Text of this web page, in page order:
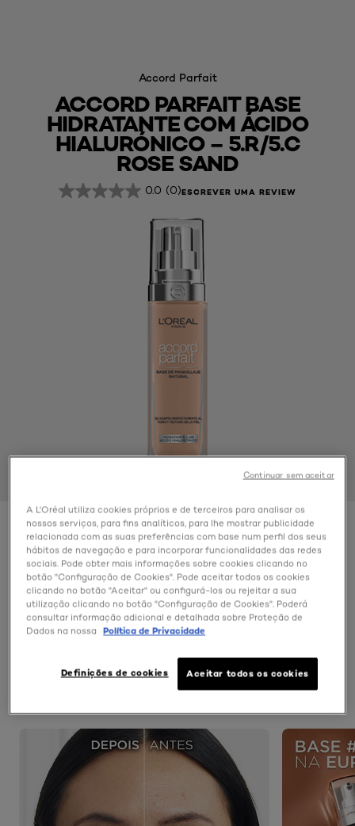
Accord Parfait
ACCORD PARFAIT BASE
HIDRATANTE COM ÁCIDO
HIALURÓNICO – 5.R/5.C
ROSE SAND
0.0 (0)ESCREVER UMA REVIEW
Color
5.R/5.C Rose Sand
A L'Oréal utiliza cookies próprios e de terceiros para analisar os
nossos serviços, para fins analíticos, para lhe mostrar publicidade
relacionada com as suas preferências com base num perfil dos seus
hábitos de navegação e para incorporar funcionalidades das redes
sociais. Pode obter mais informações sobre cookies clicando no
botão "Configuração de Cookies". Pode aceitar todos os cookies
clicando no botão "Aceitar" ou configurá-los ou rejeitar a sua
utilização clicando no botão "Configuração de Cookies". Poderá
consultar informação adicional e detalhada sobre Proteção de
Dados na nossa
Política de Privacidade
Definições de cookies Aceitar todos os cookies
Continuar sem aceitar